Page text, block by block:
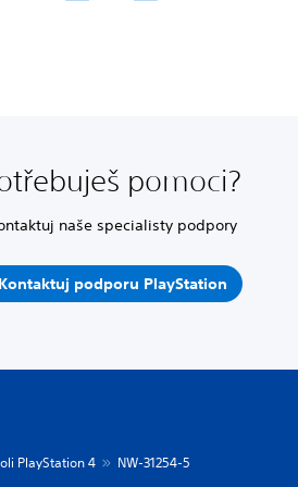
pomoci?
naše specialisty podpory
Kontaktuj podporu PlayStation
PlayStation 4 NW-31254-5